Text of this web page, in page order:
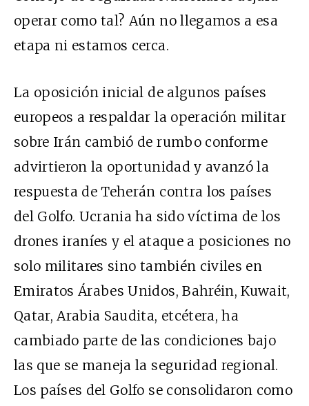
operar como tal? Aún no llegamos a esa
etapa ni estamos cerca.
La oposición inicial de algunos países
europeos a respaldar la operación militar
sobre Irán cambió de rumbo conforme
advirtieron la oportunidad y avanzó la
respuesta de Teherán contra los países
del Golfo. Ucrania ha sido víctima de los
drones iraníes y el ataque a posiciones no
solo militares sino también civiles en
Emiratos Árabes Unidos, Bahréin, Kuwait,
Qatar, Arabia Saudita, etcétera, ha
cambiado parte de las condiciones bajo
las que se maneja la seguridad regional.
Los países del Golfo se consolidaron como